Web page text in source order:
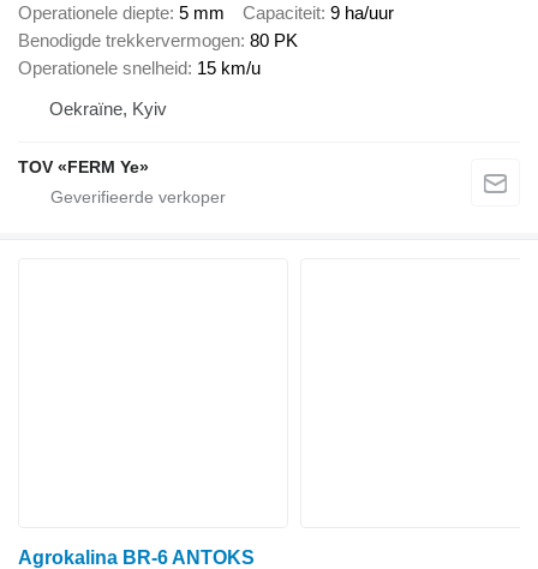
Operationele diepte 5 mm Capaciteit 9 ha/uur
Benodigde trekkervermogen 80 PK
Operationele snelheid 15 km/u
Oekraïne, Kyiv
TOV «FERM Ye»
Agrokalina BR-6 ANTOKS